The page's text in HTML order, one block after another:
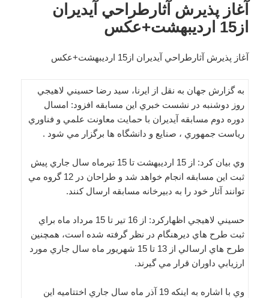
آغاز پذيرش آثارطراحي آيديران
از15 ارديبهشت+عکس
آغاز پذيرش آثارطراحي آيديران از15 ارديبهشت+عکس
به گزارش جهان به نقل از ايرنا، سيد رضا حسيني لاهيجي
روز دوشنبه در نشست خبري اين مسابقه افزود: امسال
دوره دوم مسابقه آيديران با حمايت معاونت علمي و فناوري
رياست جمهوري ، صنايع و دانشگاه ها برگزار مي شود .
وي بيان كرد: از 15 ارديبهشت تا 15 تيرماه سال جاري پيش
ثبت اين مسابقه انجام خواهد شد و طراحان در 12 گروه مي
توانند آثار خود را به دبيرخانه مسابقه ارسال كنند.
حسيني لاهيجي اظهاركرد: از 16 تير تا 15 مرداد ماه براي
ثبت طرح هاي ديرهنگام در نظر گرفته شده است، همچنين
طرح هاي ارسالي از 13 تا 15 شهريور ماه سال جاري مورد
ارزيابي داوران قرار مي گيرند.
وي با اشاره به اينكه 19 آذر ماه سال جاري اختتاميه اين